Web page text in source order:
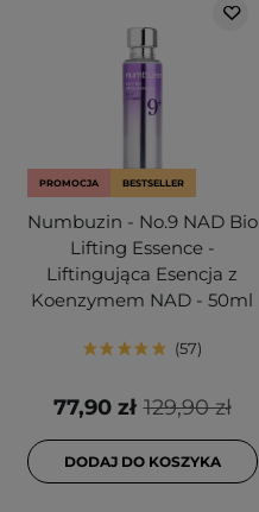
PROMOCJA BESTSELLER
Numbuzin - No.9 NAD Bio
Lifting Essence -
Liftingująca Esencja z
Koenzymem NAD - 50ml
57
129,90 zł
77,90 zł
DODAJ DO KOSZYKA